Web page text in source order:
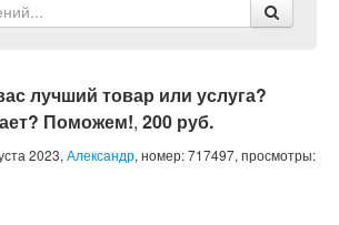
Услуги
лучший товар или услуга?
Поможем!, 200 руб.
2023, Александр, номер: 717497, просмотры: